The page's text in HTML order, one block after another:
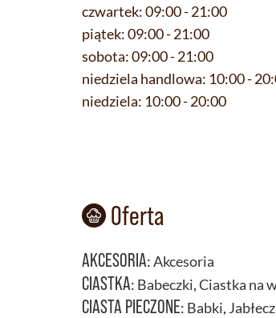
czwartek:09:00 - 21:00
piątek:09:00 - 21:00
sobota:09:00 - 21:00
niedziela handlowa: 10:00 -
niedziela: 10:00 - 20:00
Oferta
AKCESORIA:Akcesoria
CIASTKA: Babeczki,Ciastka na
CIASTA PIECZONE: Babki,